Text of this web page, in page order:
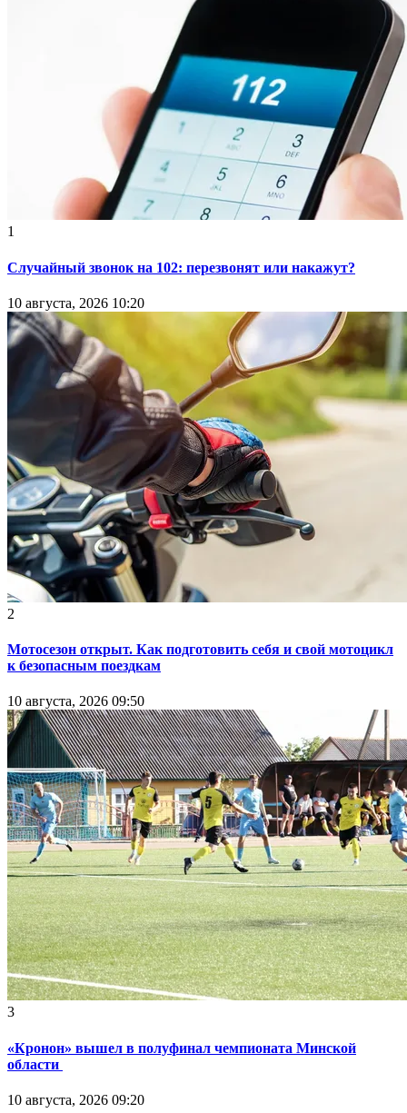
1
Случайный звонок на 102: перезвонят или накажут?
10 августа, 2026 10:20
2
Мотосезон открыт. Как подготовить себя и свой мотоцикл
к безопасным поездкам
10 августа, 2026 09:50
3
«Кронон» вышел в полуфинал чемпионата Минской
области
10 августа, 2026 09:20